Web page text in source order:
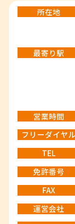
所在地
最寄り駅
営業時間
フリーダイヤル
TEL
免許番号
FAX
運営会社